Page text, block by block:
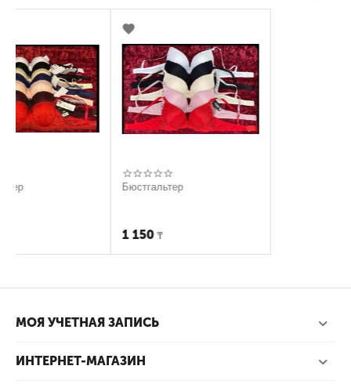
Бюстгальтер
МОЯ УЧЕТНАЯ ЗАПИСЬ
ИНТЕРНЕТ-МАГАЗИН